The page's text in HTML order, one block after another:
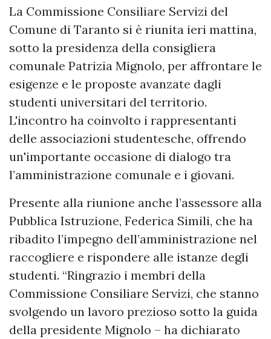
La Commissione Consiliare Servizi del
Comune di Taranto si è riunita ieri mattina,
sotto la presidenza della consigliera
comunale Patrizia Mignolo, per affrontare le
esigenze e le proposte avanzate dagli
studenti universitari del territorio.
L'incontro ha coinvolto i rappresentanti
delle associazioni studentesche, offrendo
un'importante occasione di dialogo tra
l’amministrazione comunale e i giovani.
Presente alla riunione anche l’assessore alla
Pubblica Istruzione, Federica Simili, che ha
ribadito l’impegno dell’amministrazione nel
raccogliere e rispondere alle istanze degli
studenti. “Ringrazio i membri della
Commissione Consiliare Servizi, che stanno
svolgendo un lavoro prezioso sotto la guida
della presidente Mignolo – ha dichiarato